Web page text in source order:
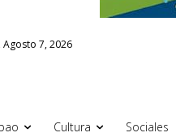
Agosto 7, 2026
Cultura Sociales